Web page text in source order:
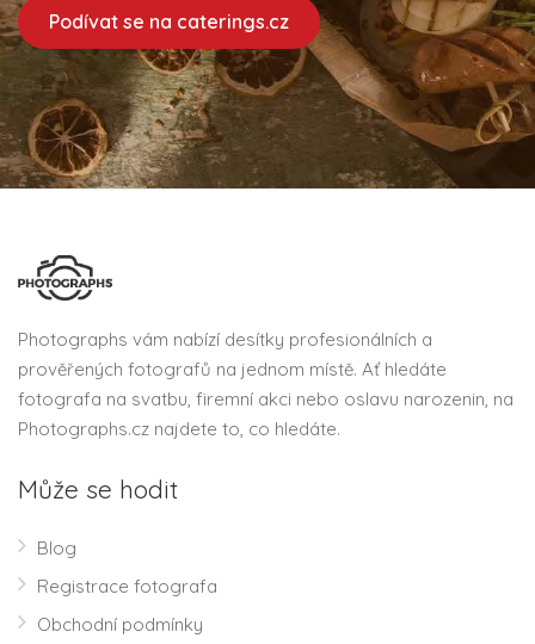
Podívat se na caterings.cz
Photographs vám nabízí desítky profesionálních a
prověřených fotografů na jednom místě. Ať hledáte
fotografa na svatbu, firemní akci nebo oslavu narozenin, na
Photographs.cz najdete to, co hledáte.
Může se hodit
Blog
Registrace fotografa
Obchodní podmínky